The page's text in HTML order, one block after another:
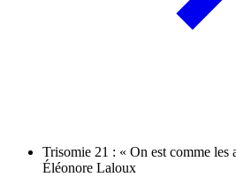
Trisomie 21 : « On est comme les
Éléonore Laloux